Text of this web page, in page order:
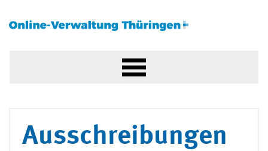
Ausschreibungen